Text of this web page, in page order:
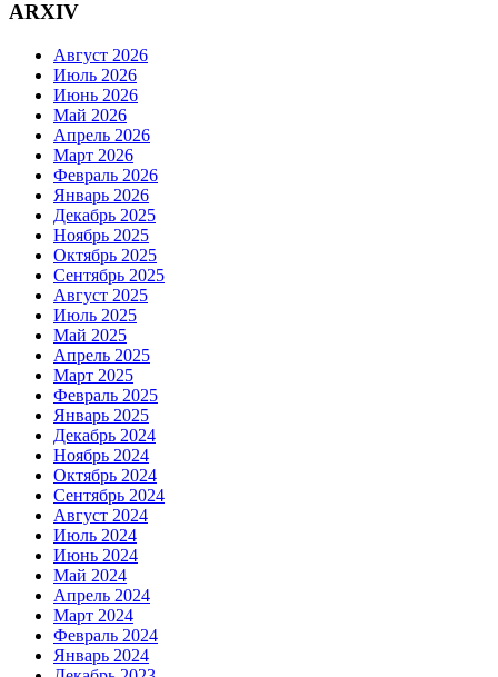
ARXIV
Август 2026
Июль 2026
Июнь 2026
Май 2026
Апрель 2026
Март 2026
Февраль 2026
Январь 2026
Декабрь 2025
Ноябрь 2025
Октябрь 2025
Сентябрь 2025
Август 2025
Июль 2025
Май 2025
Апрель 2025
Март 2025
Февраль 2025
Январь 2025
Декабрь 2024
Ноябрь 2024
Октябрь 2024
Сентябрь 2024
Август 2024
Июль 2024
Июнь 2024
Май 2024
Апрель 2024
Март 2024
Февраль 2024
Январь 2024